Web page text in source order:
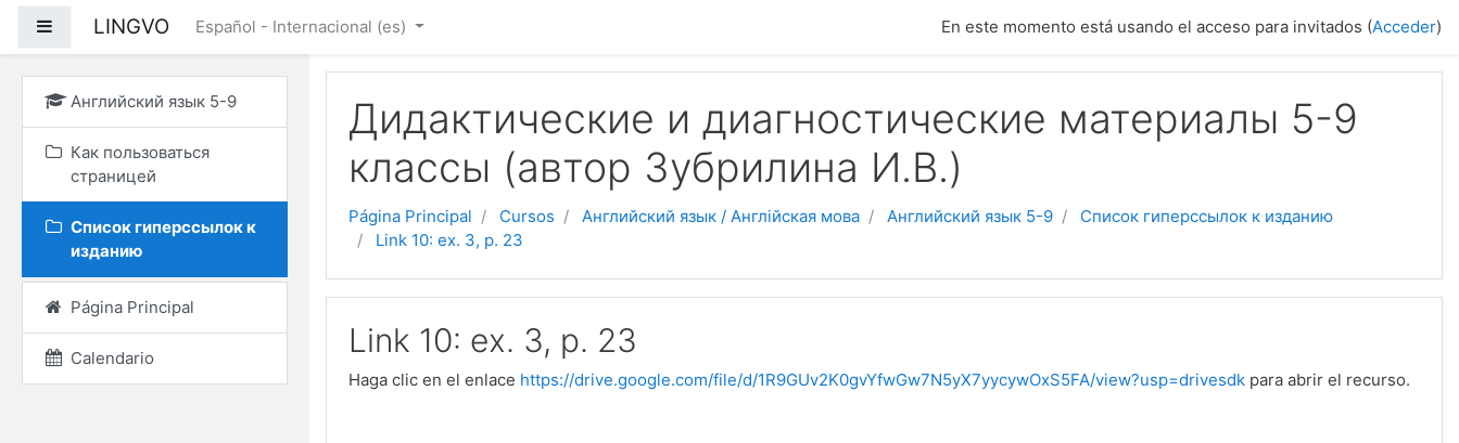
Panel lateral
LINGVO Español - Internacional ‎(es)‎ En este momento está usando el acceso para invitados (Acceder)
Английский язык 5-9
Как пользоваться
страницей
Список гиперссылок к
изданию
Página Principal
Calendario
Дидактические и диагностические материалы 5-9
классы (автор Зубрилина И.В.)
Página Principal Cursos Английский язык / Англійская мова Английский язык 5-9
Список гиперссылок к изданию
Link 10: ex. 3, p. 23
Link 10: ex. 3, p. 23
Haga clic en el enlace https://drive.google.com/file/d/1R9GUv2K0gvYfwGw7N5yX7yycywOxS5FA/view?usp=drivesdk para abrir el recurso.